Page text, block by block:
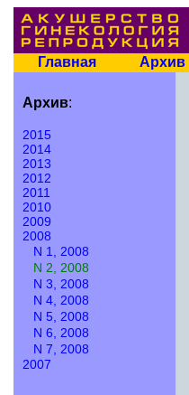
Главная Архив
Архив:
2015
2014
2013
2012
2011
2010
2009
2008
N 1, 2008
N 2, 2008
N 3, 2008
N 4, 2008
N 5, 2008
N 6, 2008
N 7, 2008
2007